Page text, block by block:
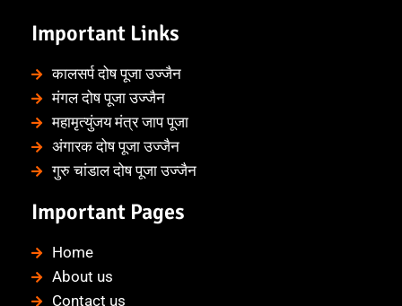
Important Links
कालसर्प दोष पूजा उज्जैन
मंगल दोष पूजा उज्जैन
महामृत्युंजय मंत्र जाप पूजा
अंगारक दोष पूजा उज्जैन
गुरु चांडाल दोष पूजा उज्जैन
Important Pages
Home
About us
Contact us